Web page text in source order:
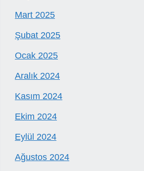
Mart 2025
Şubat 2025
Ocak 2025
Aralık 2024
Kasım 2024
Ekim 2024
Eylül 2024
Ağustos 2024